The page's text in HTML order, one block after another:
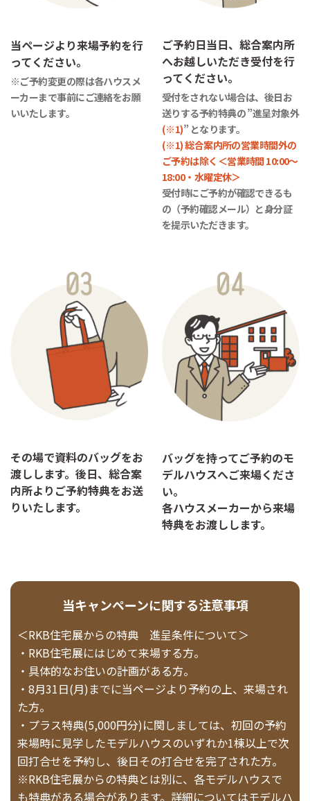
当ページより来場予約を行
ってください。
※ご予約変更の際は各ハウスメ
ーカーまで事前にご連絡をお願
いいたします。
ご予約日当日、総合案内所
へお越しいただき受付を行
ってください。
受付をされない場合は、後日お
送りする予約特典の ”進呈対象外
(※1)” となります。
(※1) 総合案内所の営業時間外の
ご予約は除く＜営業時間 10:00～
18:00・水曜定休＞
受付時にご予約が確認できるも
の（予約確認メール）と身分証
を提示いただきます。
その場で資料のバッグをお
渡しします。後日、総合案
内所よりご予約特典をお送
りいたします。
バッグを持ってご予約のモ
デルハウスへご来場くださ
い。
各ハウスメーカーから来場
特典をお渡しします。
当キャンペーンに関する注意事項
＜RKB住宅展からの特典 進呈条件について＞
・RKB住宅展にはじめて来場する方。
・具体的なお住いの計画がある方。
・8月31日(月)までに当ページより予約の上、来場され
た方。
・プラス特典(5,000円分)に関しましては、初回の予約
来場時に見学したモデルハウスのいずれか1棟以上で次
回打合せを予約し、後日その打合せを完了された方。
※RKB住宅展からの特典とは別に、各モデルハウスで
も特典がある場合があります。詳細についてはモデルハ